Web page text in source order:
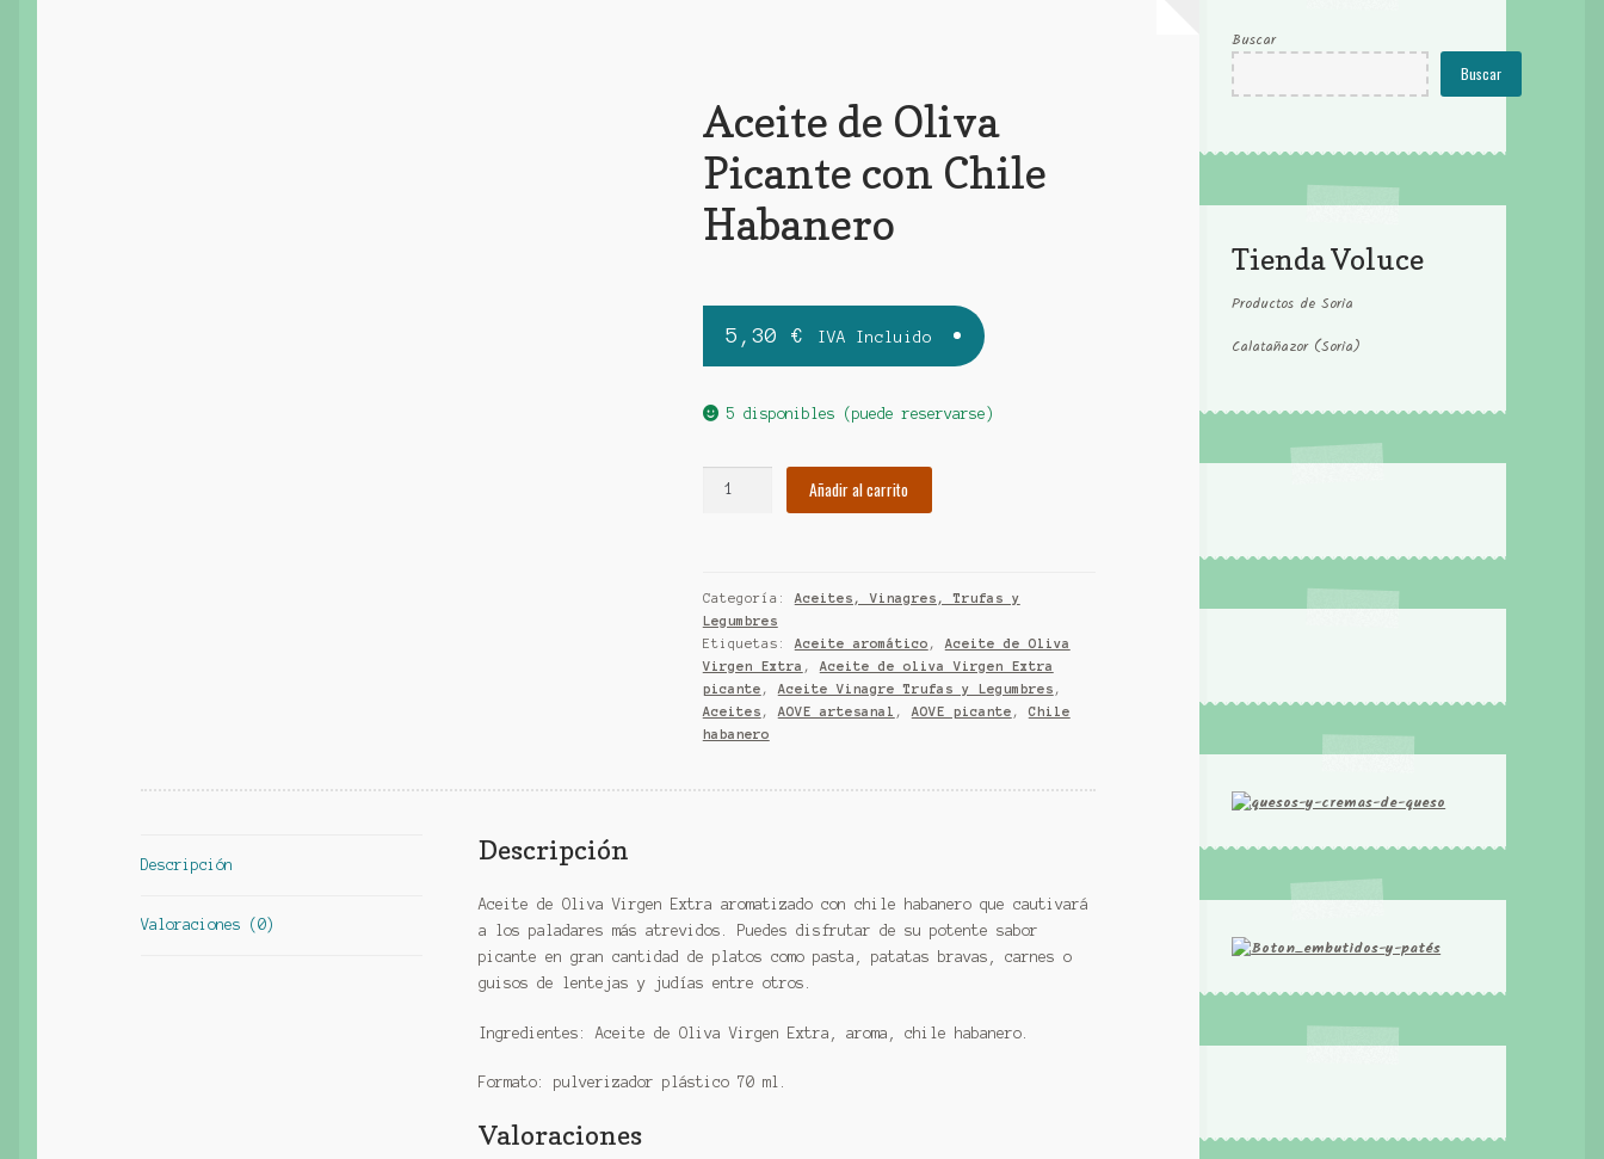
Aceite de Oliva
Picante con Chile
Habanero
5,30€ IVA Incluido
5 disponibles (puede reservarse)
Chile
Habanero
cantidad
Añadir al carrito
Categoría: Aceites, Vinagres, Trufas y
Legumbres
Etiquetas: Aceite aromático , Aceite de Oliva
Virgen Extra , Aceite de oliva Virgen Extra
picante , Aceite Vinagre Trufas y Legumbres ,
Aceites , AOVE artesanal , AOVE picante , Chile
habanero
Descripción
Valoraciones (0)
Descripción
Aceite de Oliva Virgen Extra aromatizado con chile habanero que cautivará
a los paladares más atrevidos. Puedes disfrutar de su potente sabor
picante en gran cantidad de platos como pasta, patatas bravas, carnes o
guisos de lentejas y judías entre otros.
Ingredientes: Aceite de Oliva Virgen Extra, aroma, chile habanero.
Formato: pulverizador plástico 70 ml.
Valoraciones
Buscar
Buscar
Tienda Voluce
Productos de Soria
Calatañazor (Soria)